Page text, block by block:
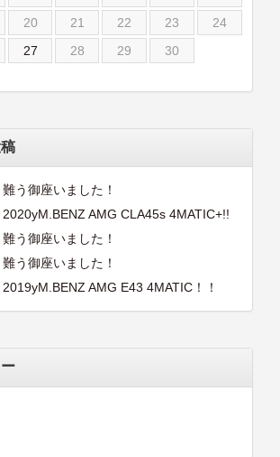
20 21 22 23
24
27 28 29
30
う御座いました！
AMG CLA45s 4MATIC+!!
う御座いました！
う御座いました！
AMG E43 4MATIC！！